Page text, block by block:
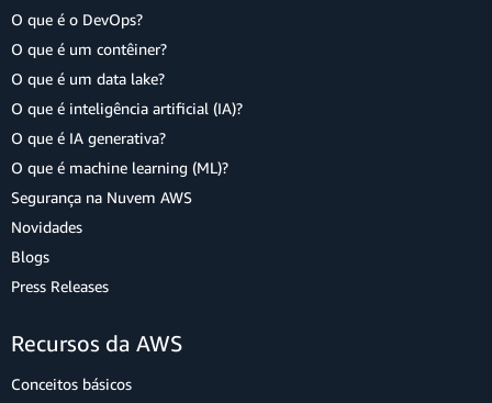
O que é o DevOps?
O que é um contêiner?
O que é um data lake?
O que é inteligência artificial (IA)?
O que é IA generativa?
O que é machine learning (ML)?
Segurança na Nuvem AWS
Novidades
Blogs
Press Releases
Recursos da AWS
Conceitos básicos